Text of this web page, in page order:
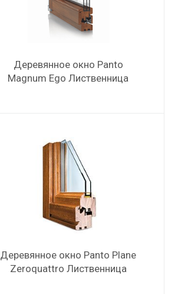
Деревянное окно Panto
Magnum Ego Лиственница
Деревянное окно Panto Plane
Zeroquattro Лиственница